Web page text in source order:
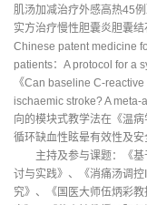
肌汤加减治疗外感高热45
实方治疗慢性胆囊炎胆囊
Chinese patent medicine
patients：A protocol for a
《Can baseline C-
ischaemic stroke? A
向的模块式教学法在《温
循环缺血性眩晕有效性及安
主持及参与课题：《
讨与实践》、《消痛汤调
究》、《国医大师伍炳彩